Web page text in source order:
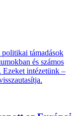
támadások
és számos
Ezeket intézetünk –